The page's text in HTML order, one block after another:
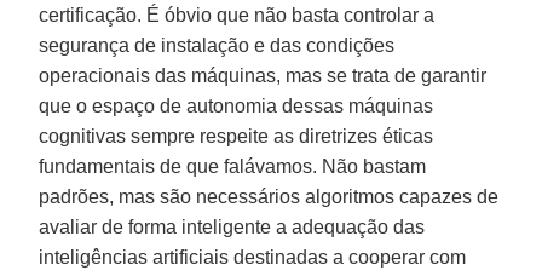
certificação. É óbvio que não basta controlar a
segurança de instalação e das condições
operacionais das máquinas, mas se trata de garantir
que o espaço de autonomia dessas máquinas
cognitivas sempre respeite as diretrizes éticas
fundamentais de que falávamos. Não bastam
padrões, mas são necessários algoritmos capazes de
avaliar de forma inteligente a adequação das
inteligências artificiais destinadas a cooperar com